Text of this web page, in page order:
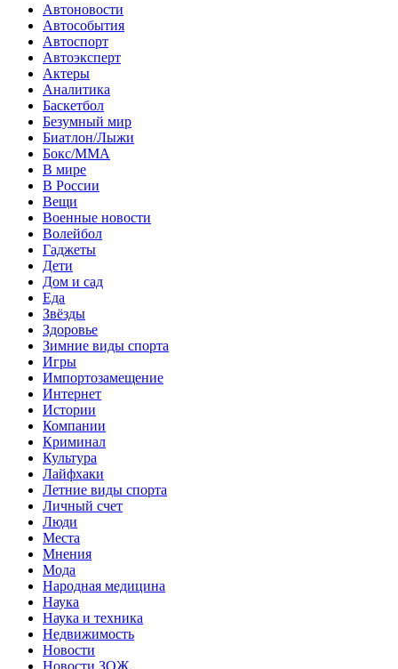
Автоновости
Автособытия
Автоспорт
Автоэксперт
Актеры
Аналитика
Баскетбол
Безумный мир
Биатлон/Лыжи
Бокс/MMA
В мире
В России
Вещи
Военные новости
Волейбол
Гаджеты
Дети
Дом и сад
Еда
Звёзды
Здоровье
Зимние виды спорта
Игры
Импортозамещение
Интернет
Истории
Компании
Криминал
Культура
Лайфхаки
Летние виды спорта
Личный счет
Люди
Места
Мнения
Мода
Народная медицина
Наука
Наука и техника
Недвижимость
Новости
Новости ЗОЖ